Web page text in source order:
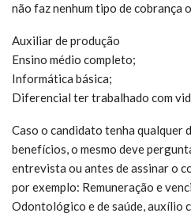
não faz nenhum tipo de cobrança
Auxiliar de produção
Ensino médio completo;
Informática básica;
Diferencial ter trabalhado com
Caso o candidato tenha qualquer
benefícios, o mesmo deve
entrevista ou antes de assinar o
por exemplo: Remuneração e
Odontológico e de saúde, auxílio